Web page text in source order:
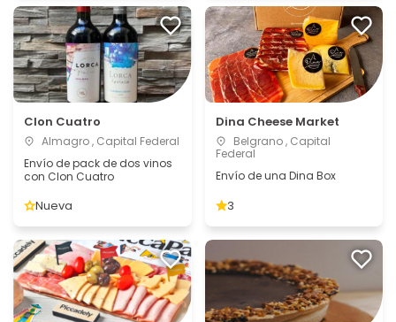
Clon Cuatro
Almagro , Capital Federal
Envío de pack de dos vinos
con Clon Cuatro
Nueva
Dina Cheese Market
Belgrano , Capital
Federal
Envío de una Dina Box
3